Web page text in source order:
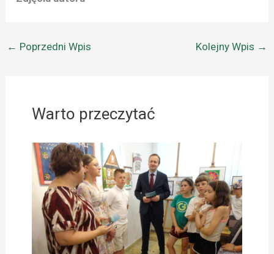
← Poprzedni Wpis Kolejny Wpis →
Warto przeczytać